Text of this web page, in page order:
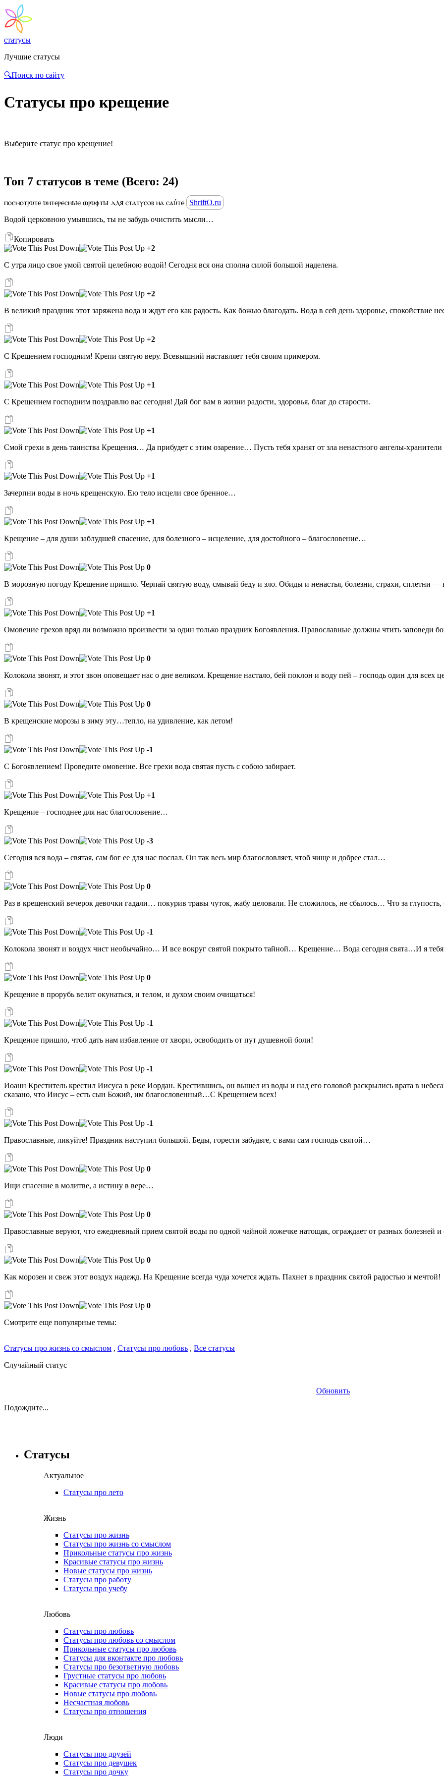
статусы
Лучшие статусы
🔍Поиск по сайту
Статусы про крещение
Выберите статус про крещение!
Топ 7 статусов в теме (Всего: 24)
ⲡⲟⲥⲙⲟⲧⲣυⲧⲉ υⲏⲧⲉⲣⲉⲥⲏыⲉ ⲱⲣυⲫⲧы ⲇⲗя ⲥⲧⲁⲧⲩⲥⲟⲃ ⲏⲁ ⲥⲁύⲧⲉ
ShriftO.ru
Водой церковною умывшись, ты не забудь очистить мысли…
Копировать
+2
С утра лицо свое умой святой целебною водой! Сегодня вся она сполна силой большой наделена.
+2
В великий праздник этот заряжена вода и ждут его как радость. Как божью благодать. Вода в сей день здоровье, спокойствие
+2
С Крещением господним! Крепи святую веру. Всевышний наставляет тебя своим примером.
+1
С Крещением господним поздравлю вас сегодня! Дай бог вам в жизни радости, здоровья, благ до старости.
+1
Смой грехи в день таинства Крещения… Да прибудет с этим озарение… Пусть тебя хранят от зла ненастного ангелы-
+1
Зачерпни воды в ночь крещенскую. Ею тело исцели свое бренное…
+1
Крещение – для души заблудшей спасение, для болезного – исцеление, для достойного – благословение…
0
В морозную погоду Крещение пришло. Черпай святую воду, смывай беду и зло. Обиды и ненастья, болезни, страхи, сплетни —
+1
Омовение грехов вряд ли возможно произвести за один только праздник Богоявления. Православные должны чтить заповеди
0
Колокола звонят, и этот звон оповещает нас о дне великом. Крещение настало, бей поклон и воду пей – господь один для всех
0
В крещенские морозы в зиму эту…тепло, на удивление, как летом!
-1
С Богоявлением! Проведите омовение. Все грехи вода святая пусть с собою забирает.
+1
Крещение – господнее для нас благословение…
-3
Сегодня вся вода – святая, сам бог ее для нас послал. Он так весь мир благословляет, чтоб чище и добрее стал…
0
Раз в крещенский вечерок девочки гадали… покурив травы чуток, жабу целовали. Не сложилось, не сбылось… Что за
-1
Колокола звонят и воздух чист необычайно… И все вокруг святой покрыто тайной… Крещение… Вода сегодня свята…И я тебя
0
Крещение в прорубь велит окунаться, и телом, и духом своим очищаться!
-1
Крещение пришло, чтоб дать нам избавление от хвори, освободить от пут душевной боли!
-1
Иоанн Креститель крестил Иисуса в реке Иордан. Крестившись, он вышел из воды и над его головой раскрылись врата в
сказано, что Иисус – есть сын Божий, им благословенный…С Крещением всех!
-1
Православные, ликуйте! Праздник наступил большой. Беды, горести забудьте, с вами сам господь святой…
0
Ищи спасение в молитве, а истину в вере…
0
Православные веруют, что ежедневный прием святой воды по одной чайной ложечке натощак, ограждает от разных болезней и
0
Как морозен и свеж этот воздух надежд. На Крещение всегда чуда хочется ждать. Пахнет в праздник святой радостью и мечтой!
0
Смотрите еще популярные темы:
Статусы про жизнь со смыслом , Статусы про любовь , Все статусы
Случайный статус
Обновить
Подождите...
Статусы
Актуальное
Статусы про лето
Жизнь
Статусы про жизнь
Статусы про жизнь со смыслом
Прикольные статусы про жизнь
Красивые статусы про жизнь
Новые статусы про жизнь
Статусы про работу
Статусы про учебу
Любовь
Статусы про любовь
Статусы про любовь со смыслом
Прикольные статусы про любовь
Статусы для вконтакте про любовь
Статусы про безответную любовь
Грустные статусы про любовь
Красивые статусы про любовь
Новые статусы про любовь
Несчастная любовь
Статусы про отношения
Люди
Статусы про друзей
Статусы про девушек
Статусы про дочку